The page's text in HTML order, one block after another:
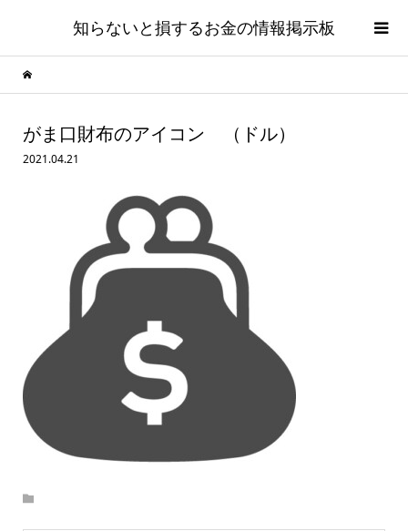
知らないと損するお金の情報掲示板
がま口財布のアイコン （ドル）
2021.04.21